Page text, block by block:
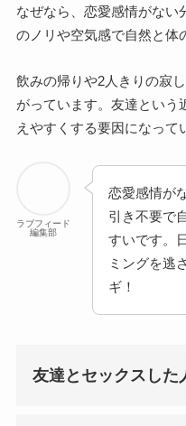
なぜなら、恋愛感情がない
のノリや空気感で自然と体
飲みの帰りや2人きりの寂
がっています。友達という
えやすくする要因になって
ラブフィード
編集部
恋愛感情が
引き不要で
すいです。
ミングを逃
ギ！
友達とセックスし